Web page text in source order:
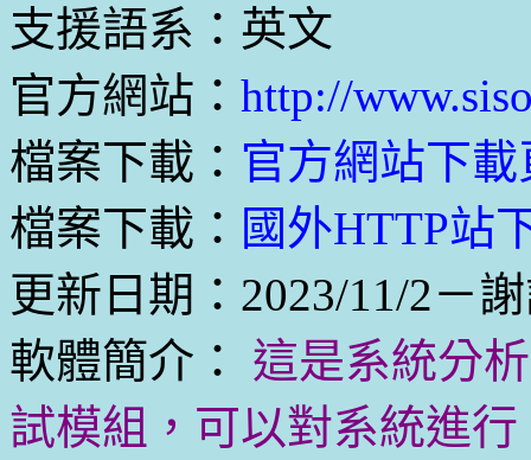
支援語系：英文
官方網站： http://
檔案下載： 官方網站下載
檔案下載： 國外HTTP站
更新日期：2023/11/2－
軟體簡介：
這是系統分
試模組，可以對系統進